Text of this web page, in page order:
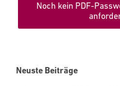
Noch kein PDF-
Neuste Beiträge